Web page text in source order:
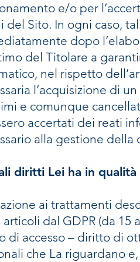
e/o per
del Sito. In ogni caso,
dopo
del Titolare a
nel rispetto
l’acquisizione di
e comunque
accertati dei reati
alla gestione della
diritti Lei ha in
ai trattamenti
dal GDPR (da 15
di accesso – diritto di
che La riguardano